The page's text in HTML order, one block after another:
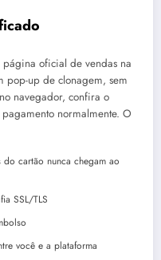
oficial de vendas na
pop-up de clonagem, sem
navegador, confira o
normalmente. O
cartão nunca chegam ao
SSL/TLS
você e a plataforma